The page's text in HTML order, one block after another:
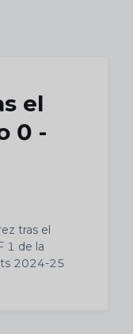
el
0 -
tras el
1 de la
2024-25